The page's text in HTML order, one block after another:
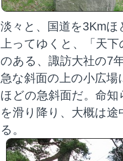
淡々と、国道を3Km
上ってゆくと、「天
のある、諏訪大社の7
急な斜面の上の小広
ほどの急斜面だ。命
を滑り降り、大概は
る。